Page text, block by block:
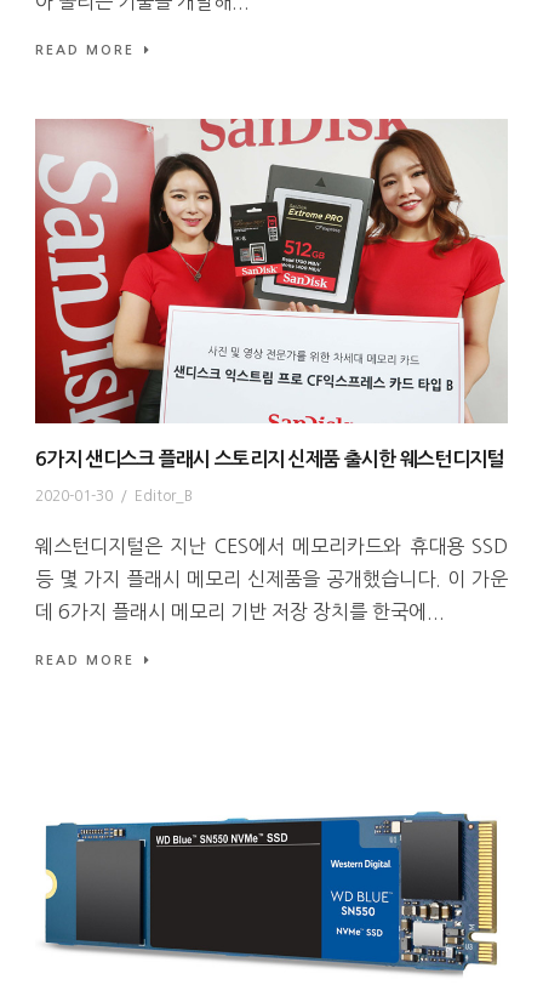
READ MORE
6가지 샌디스크 플래시 스토리지 신제품 출시한 웨스턴디지털
2020-01-30 / Editor_B
웨스턴디지털은 지난 CES에서 메모리카드와 휴대용 SSD
등 몇 가지 플래시 메모리 신제품을 공개했습니다. 이 가운
데 6가지 플래시 메모리 기반 저장 장치를 한국에...
READ MORE